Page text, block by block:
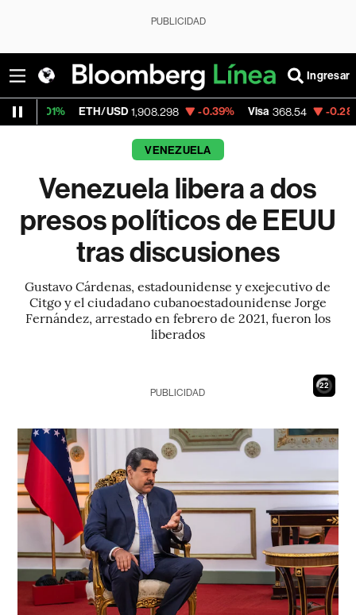
PUBLICIDAD
Ingresar
ETH/USD 1,908.298 -0.39% Visa 368.54 -0.28%
VENEZUELA
Venezuela libera a dos
presos políticos de EEUU
tras discusiones
Gustavo Cárdenas, estadounidense y exejecutivo de
Citgo y el ciudadano cubanoestadounidense Jorge
Fernández, arrestado en febrero de 2021, fueron los
liberados
21
PUBLICIDAD